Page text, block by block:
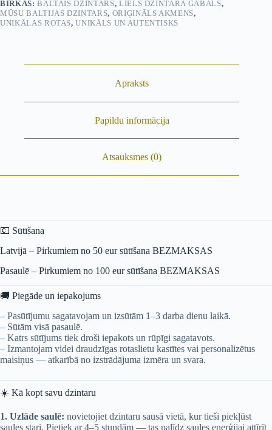
BIRKAS:BALTAIS DZINTARS, LIELS DZINTARA GABALS,
MŪSU BALTIJAS DZINTARS, ORIĢINĀLS AKMENS,
UNIKĀLAS ROTAS,UNIKĀLS UN AUTENTISKS
Apraksts
Papildu informācija
Atsauksmes (0)
💶 Sūtīšana
Latvijā – Pirkumiem no 50 eur sūtīšana BEZMAKSAS
Pasaulē – Pirkumiem no 100 eur sūtīšana BEZMAKSAS
🚚 Piegāde un iepakojums
– Pasūtījumu sagatavojam un izsūtām 1–3 darba dienu laikā.
– Sūtām visā pasaulē.
– Katrs sūtījums tiek droši iepakots un rūpīgi sagatavots.
– Izmantojam videi draudzīgas rotaslietu kastītes vai personalizētus
maisiņus — atkarībā no izstrādājuma izmēra un svara.
☀️ Kā kopt savu dzintaru
1. Uzlāde saulē: novietojiet dzintaru sausā vietā, kur tieši piekļūst
saules stari. Pietiek ar 4–5 stundām — tas palīdz saules enerģijai attīrīt